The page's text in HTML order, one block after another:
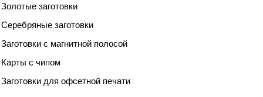
Золотые заготовки
Серебряные заготовки
Заготовки с магнитной полосой
Карты с чипом
Заготовки для офсетной печати